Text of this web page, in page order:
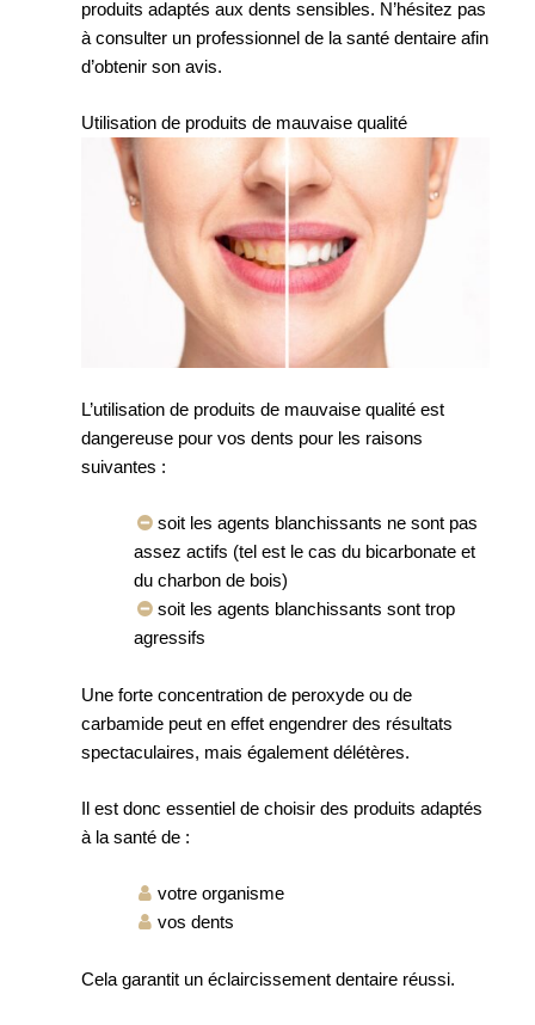
produits adaptés aux dents sensibles. N’hésitez pas
à consulter un professionnel de la santé dentaire afin
d’obtenir son avis.
Utilisation de produits de mauvaise qualité
L’utilisation de produits de mauvaise qualité est
dangereuse pour vos dents pour les raisons
suivantes :
soit les agents blanchissants ne sont pas
assez actifs (tel est le cas du bicarbonate et
du charbon de bois)
soit les agents blanchissants sont trop
agressifs
Une forte concentration de peroxyde ou de
carbamide peut en effet engendrer des résultats
spectaculaires, mais également délétères.
Il est donc essentiel de choisir des produits adaptés
à la santé de :
votre organisme
vos dents
Cela garantit un éclaircissement dentaire réussi.